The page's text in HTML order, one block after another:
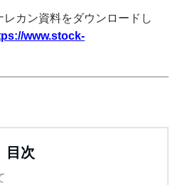
カン資料をダウンロードし
www.stock-
目次